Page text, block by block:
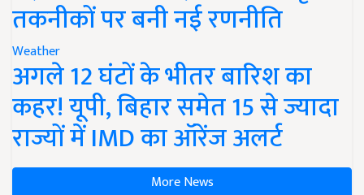
तकनीकों पर बनी नई रणनीति
Weather
अगले 12 घंटों के भीतर बारिश का
कहर! यूपी, बिहार समेत 15 से ज्यादा
राज्यों में IMD का ऑरेंज अलर्ट
More News